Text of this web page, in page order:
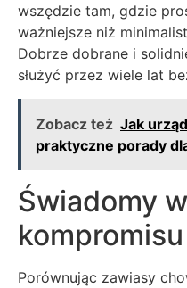
wszędzie tam, gdzie
ważniejsze niż
Dobrze dobrane i
służyć przez wiele lat
Zobacz też Jak
praktyczne porady
Świadomy
kompromisu
Porównując zawiasy